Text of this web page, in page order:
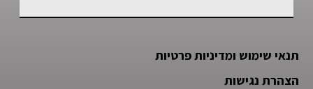
תנאי שימוש ומדיניות פרטיות
הצהרת נגישות